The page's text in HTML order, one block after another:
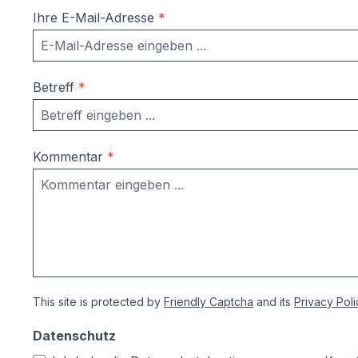
Ihre E-Mail-Adresse *
Betreff *
Kommentar *
This site is protected by Friendly Captcha and its Privacy
Datenschutz